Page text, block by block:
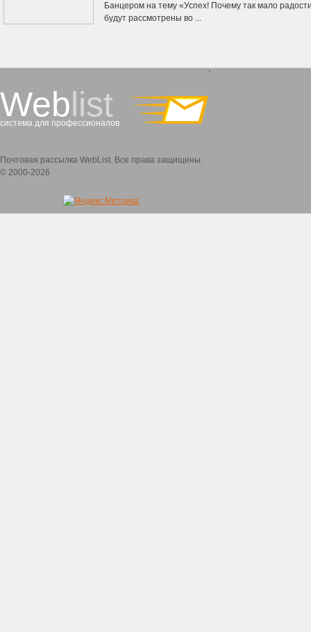
Банцером на тему «Успех! Почему так мало
будут рассмотрены во ...
Weblist
система для профессионалов
`
Почтовая рассылка WebList. Все права защищены.
© 2000-2026